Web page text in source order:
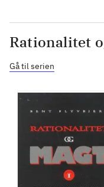
Rationalitet
Gå til serien